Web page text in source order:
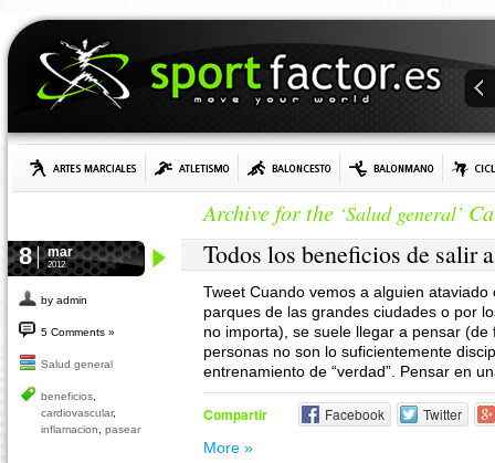
Archive for the ‘Salud general’
8 mar
2012
by admin
5 Comments »
Salud general
beneficios
cardiovascular,
inflamacion
pasear
Todos los beneficios de salir
Tweet Cuando vemos a alguien
parques de las grandes ciudades o por
no importa), se suele llegar a pensar
personas no son lo suficientemente
entrenamiento de “verdad”. Pensar en
Compartir Facebook Twitter
More »